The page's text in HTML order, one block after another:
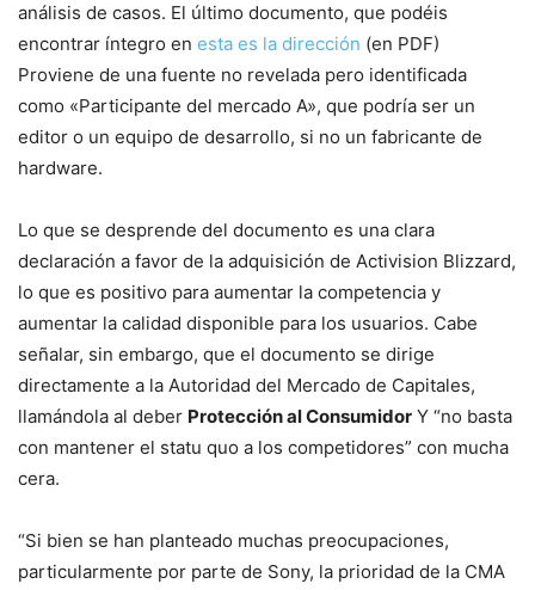
análisis de casos. El último documento, que podéis
encontrar íntegro en esta es la dirección (en PDF)
Proviene de una fuente no revelada pero identificada
como «Participante del mercado A», que podría ser un
editor o un equipo de desarrollo, si no un fabricante de
hardware.
Lo que se desprende del documento es una clara
declaración a favor de la adquisición de Activision Blizzard,
lo que es positivo para aumentar la competencia y
aumentar la calidad disponible para los usuarios. Cabe
señalar, sin embargo, que el documento se dirige
directamente a la Autoridad del Mercado de Capitales,
llamándola al deber Protección al Consumidor Y “no basta
con mantener el statu quo a los competidores” con mucha
cera.
“Si bien se han planteado muchas preocupaciones,
particularmente por parte de Sony, la prioridad de la CMA